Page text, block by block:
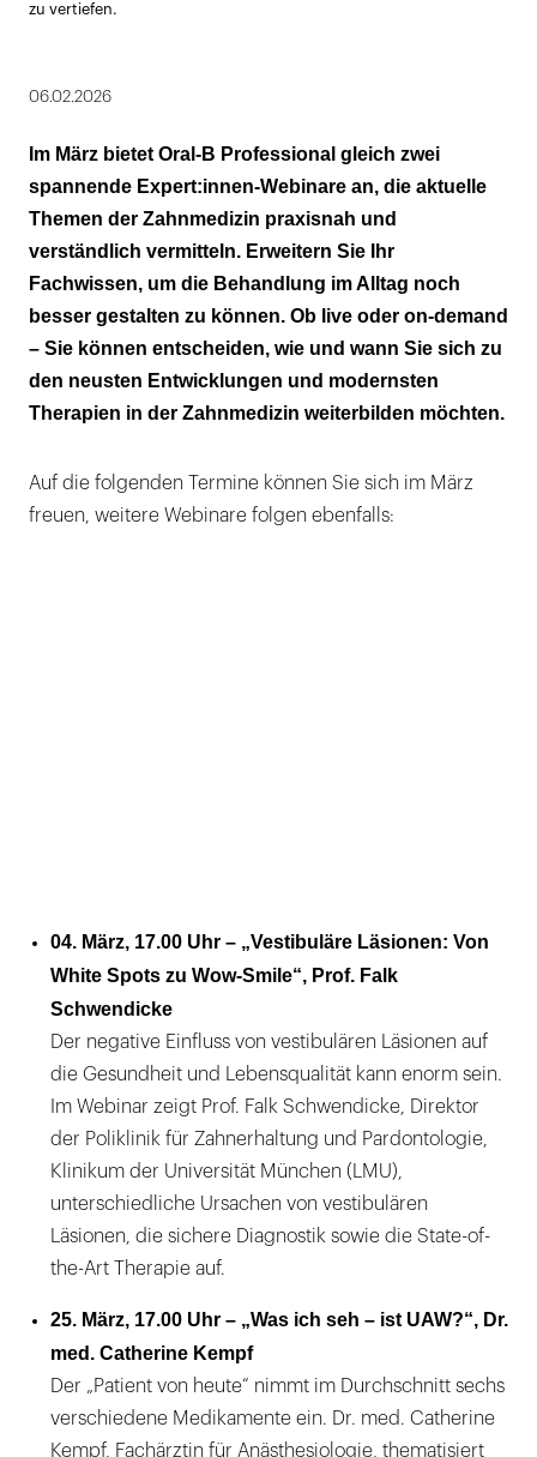
zu vertiefen.
06.02.2026
Im März bietet Oral-B Professional gleich zwei
spannende Expert:innen-Webinare an, die aktuelle
Themen der Zahnmedizin praxisnah und
verständlich vermitteln. Erweitern Sie Ihr
Fachwissen, um die Behandlung im Alltag noch
besser gestalten zu können. Ob live oder on-demand
– Sie können entscheiden, wie und wann Sie sich zu
den neusten Entwicklungen und modernsten
Therapien in der Zahnmedizin weiterbilden möchten.
Auf die folgenden Termine können Sie sich im März
freuen, weitere Webinare folgen ebenfalls:
04. März, 17.00 Uhr – „Vestibuläre Läsionen: Von
White Spots zu Wow‑Smile“, Prof. Falk
Schwendicke
Der negative Einfluss von vestibulären Läsionen auf
die Gesundheit und Lebensqualität kann enorm sein.
Im Webinar zeigt Prof. Falk Schwendicke, Direktor
der Poliklinik für Zahnerhaltung und Pardontologie,
Klinikum der Universität München (LMU),
unterschiedliche Ursachen von vestibulären
Läsionen, die sichere Diagnostik sowie die State-of-
the-Art Therapie auf.
25. März, 17.00 Uhr – „Was ich seh – ist UAW?“, Dr.
med. Catherine Kempf
Der „Patient von heute“ nimmt im Durchschnitt sechs
verschiedene Medikamente ein. Dr. med. Catherine
Kempf, Fachärztin für Anästhesiologie, thematisiert